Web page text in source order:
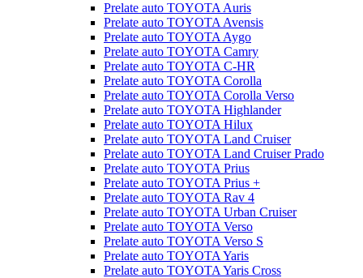
Prelate auto TOYOTA Auris
Prelate auto TOYOTA Avensis
Prelate auto TOYOTA Aygo
Prelate auto TOYOTA Camry
Prelate auto TOYOTA C-HR
Prelate auto TOYOTA Corolla
Prelate auto TOYOTA Corolla Verso
Prelate auto TOYOTA Highlander
Prelate auto TOYOTA Hilux
Prelate auto TOYOTA Land Cruiser
Prelate auto TOYOTA Land Cruiser Prado
Prelate auto TOYOTA Prius
Prelate auto TOYOTA Prius +
Prelate auto TOYOTA Rav 4
Prelate auto TOYOTA Urban Cruiser
Prelate auto TOYOTA Verso
Prelate auto TOYOTA Verso S
Prelate auto TOYOTA Yaris
Prelate auto TOYOTA Yaris Cross